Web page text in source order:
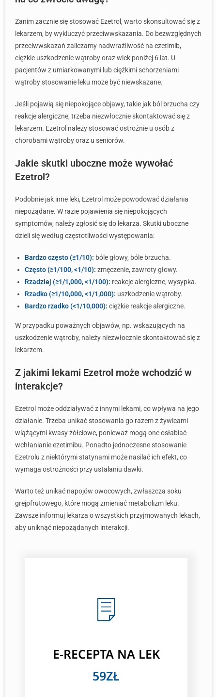
Zanim zacznie się stosować Ezetrol, warto skonsultować się z
lekarzem, by wykluczyć przeciwwskazania. Do bezwzględnych
przeciwwskazań zaliczamy nadwrażliwość na ezetimib,
ciężkie uszkodzenie wątroby oraz wiek poniżej 6 lat. U
pacjentów z umiarkowanymi lub ciężkimi schorzeniami
wątroby stosowanie leku może być niewskazane.
Jeśli pojawią się niepokojące objawy, takie jak ból brzucha czy
reakcje alergiczne, trzeba niezwłocznie skontaktować się z
lekarzem. Ezetrol należy stosować ostrożnie u osób z
chorobami wątroby oraz u seniorów.
Jakie skutki uboczne może wywołać
Ezetrol?
Podobnie jak inne leki, Ezetrol może powodować działania
niepożądane. W razie pojawienia się niepokojących
symptomów, należy zgłosić się do lekarza. Skutki uboczne
dzieli się według częstotliwości występowania:
Bardzo często (≥1/10): bóle głowy, bóle brzucha.
Często (≥1/100, <1/10): zmęczenie, zawroty głowy.
Rzadziej (≥1/1,000, <1/100): reakcje alergiczne, wysypka.
Rzadko (≥1/10,000, <1/1,000): uszkodzenie wątroby.
Bardzo rzadko (<1/10,000): ciężkie reakcje alergiczne.
W przypadku poważnych objawów, np. wskazujących na
uszkodzenie wątroby, należy niezwłocznie skontaktować się z
lekarzem.
Z jakimi lekami Ezetrol może wchodzić w
interakcje?
Ezetrol może oddziaływać z innymi lekami, co wpływa na jego
działanie. Trzeba unikać stosowania go razem z żywicami
wiążącymi kwasy żółciowe, ponieważ mogą one osłabiać
wchłanianie ezetimibu. Ponadto jednoczesne stosowanie
Ezetrolu z niektórymi statynami może nasilać ich efekt, co
wymaga ostrożności przy ustalaniu dawki.
Warto też unikać napojów owocowych, zwłaszcza soku
grejpfrutowego, które mogą zmieniać metabolizm leku.
Zawsze informuj lekarza o wszystkich przyjmowanych lekach,
aby uniknąć niepożądanych interakcji.
E-RECEPTA NA LEK
59ZŁ